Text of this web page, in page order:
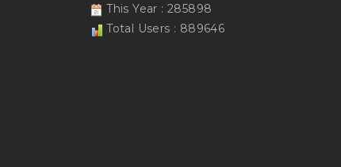
This Year : 285898
Total Users : 889646